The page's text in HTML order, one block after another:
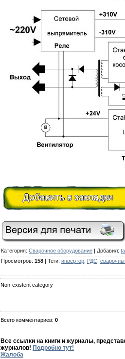
Добавить в закладки
Категория: Cварочное оборудование | Добавил:
Просмотров: 158 | Теги: инвертор РДС
Non-existent category
Всего комментариев: 0
Все ссылки на книги и журналы,
журналов! Подробно тут!
Жалоба